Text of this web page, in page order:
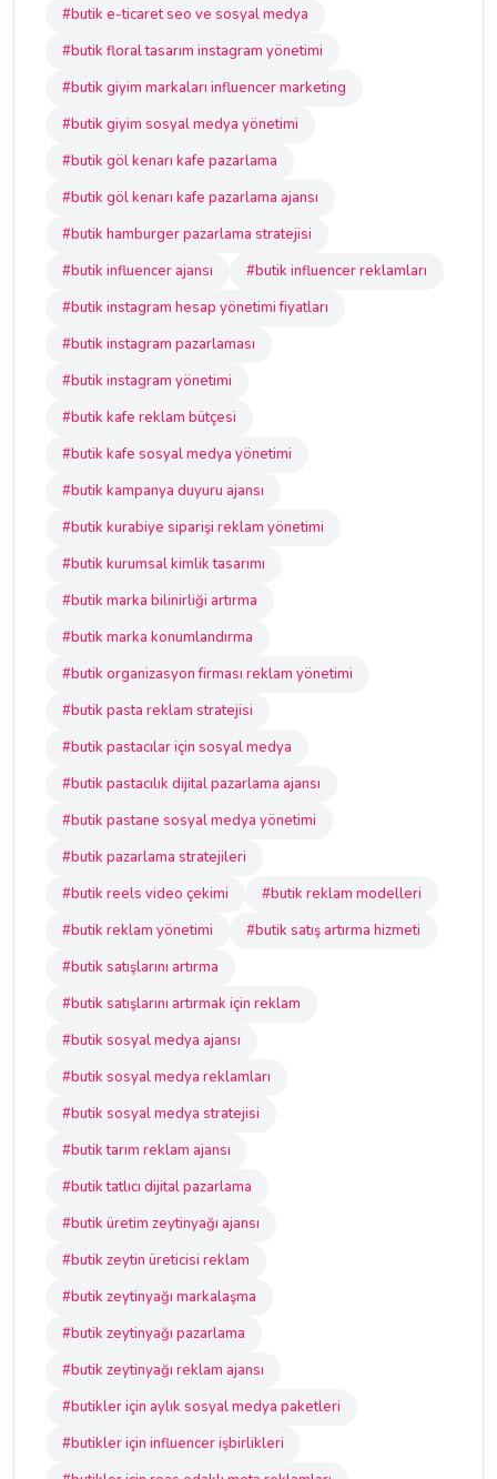
#butik e-ticaret seo ve sosyal medya
#butik floral tasarım instagram yönetimi
#butik giyim markaları influencer marketing
#butik giyim sosyal medya yönetimi
#butik göl kenarı kafe pazarlama
#butik göl kenarı kafe pazarlama ajansı
#butik hamburger pazarlama stratejisi
#butik influencer ajansı
#butik influencer reklamları
#butik instagram hesap yönetimi fiyatları
#butik instagram pazarlaması
#butik instagram yönetimi
#butik kafe reklam bütçesi
#butik kafe sosyal medya yönetimi
#butik kampanya duyuru ajansı
#butik kurabiye siparişi reklam yönetimi
#butik kurumsal kimlik tasarımı
#butik marka bilinirliği artırma
#butik marka konumlandırma
#butik organizasyon firması reklam yönetimi
#butik pasta reklam stratejisi
#butik pastacılar için sosyal medya
#butik pastacılık dijital pazarlama ajansı
#butik pastane sosyal medya yönetimi
#butik pazarlama stratejileri
#butik reels video çekimi
#butik reklam modelleri
#butik reklam yönetimi
#butik satış artırma hizmeti
#butik satışlarını artırma
#butik satışlarını artırmak için reklam
#butik sosyal medya ajansı
#butik sosyal medya reklamları
#butik sosyal medya stratejisi
#butik tarım reklam ajansı
#butik tatlıcı dijital pazarlama
#butik üretim zeytinyağı ajansı
#butik zeytin üreticisi reklam
#butik zeytinyağı markalaşma
#butik zeytinyağı pazarlama
#butik zeytinyağı reklam ajansı
#butikler için aylık sosyal medya paketleri
#butikler için influencer işbirlikleri